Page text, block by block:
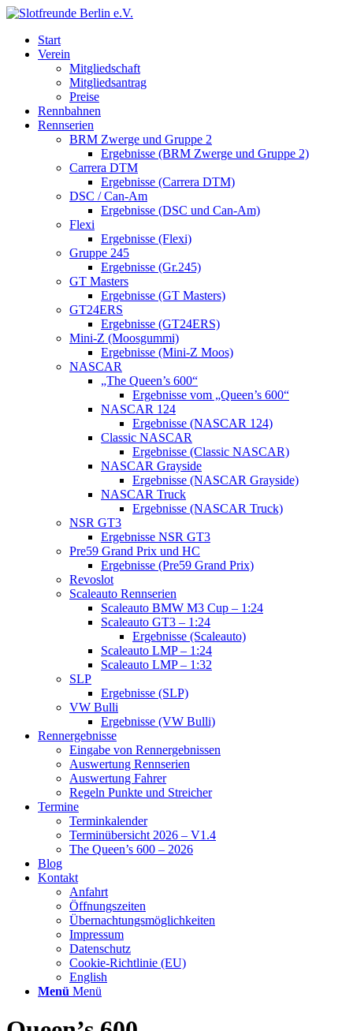
Start
Verein
Mitgliedschaft
Mitgliedsantrag
Preise
Rennbahnen
Rennserien
BRM Zwerge und Gruppe 2
Ergebnisse (BRM Zwerge und Gruppe 2)
Carrera DTM
Ergebnisse (Carrera DTM)
DSC / Can-Am
Ergebnisse (DSC und Can-Am)
Flexi
Ergebnisse (Flexi)
Gruppe 245
Ergebnisse (Gr.245)
GT Masters
Ergebnisse (GT Masters)
GT24ERS
Ergebnisse (GT24ERS)
Mini-Z (Moosgummi)
Ergebnisse (Mini-Z Moos)
NASCAR
„The Queen’s 600“
Ergebnisse vom „Queen’s 600“
NASCAR 124
Ergebnisse (NASCAR 124)
Classic NASCAR
Ergebnisse (Classic NASCAR)
NASCAR Grayside
Ergebnisse (NASCAR Grayside)
NASCAR Truck
Ergebnisse (NASCAR Truck)
NSR GT3
Ergebnisse NSR GT3
Pre59 Grand Prix und HC
Ergebnisse (Pre59 Grand Prix)
Revoslot
Scaleauto Rennserien
Scaleauto BMW M3 Cup – 1:24
Scaleauto GT3 – 1:24
Ergebnisse (Scaleauto)
Scaleauto LMP – 1:24
Scaleauto LMP – 1:32
SLP
Ergebnisse (SLP)
VW Bulli
Ergebnisse (VW Bulli)
Rennergebnisse
Eingabe von Rennergebnissen
Auswertung Rennserien
Auswertung Fahrer
Regeln Punkte und Streicher
Termine
Terminkalender
Terminübersicht 2026 – V1.4
The Queen’s 600 – 2026
Blog
Kontakt
Anfahrt
Öffnungszeiten
Übernachtungsmöglichkeiten
Impressum
Datenschutz
Cookie-Richtlinie (EU)
English
Menü Menü